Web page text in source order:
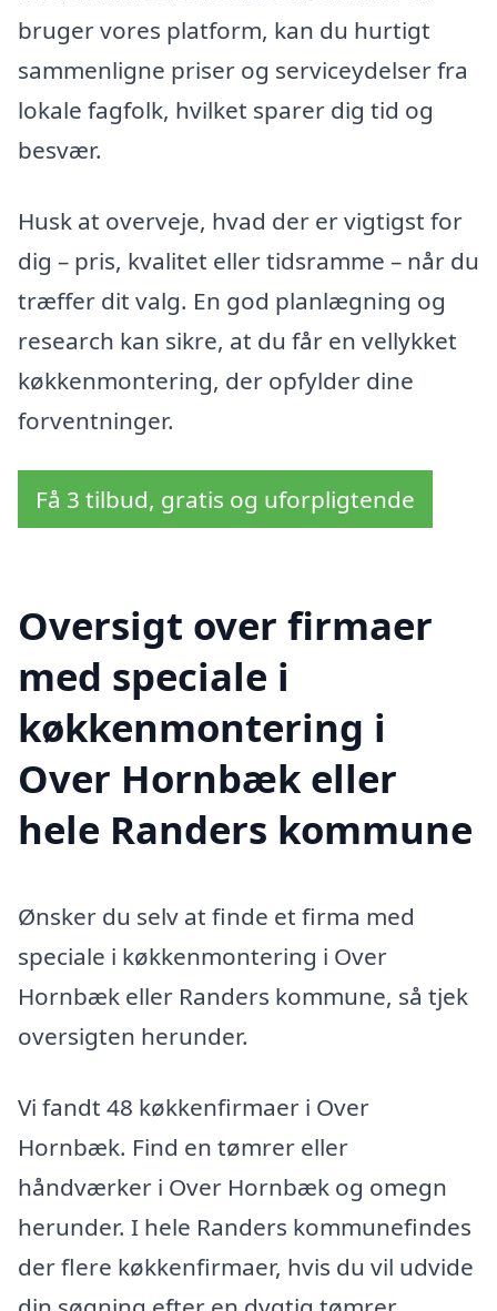
bruger vores platform, kan du hurtigt
sammenligne priser og serviceydelser fra
lokale fagfolk, hvilket sparer dig tid og
besvær.
Husk at overveje, hvad der er vigtigst for
dig – pris, kvalitet eller tidsramme – når du
træffer dit valg. En god planlægning og
research kan sikre, at du får en vellykket
køkkenmontering, der opfylder dine
forventninger.
Få 3 tilbud, gratis og uforpligtende
Oversigt over firmaer
med speciale i
køkkenmontering i
Over Hornbæk eller
hele Randers kommune
Ønsker du selv at finde et firma med
speciale i køkkenmontering i Over
Hornbæk eller Randers kommune, så tjek
oversigten herunder.
Vi fandt 48 køkkenfirmaer i Over
Hornbæk. Find en tømrer eller
håndværker i Over Hornbæk og omegn
herunder. I hele Randers kommunefindes
der flere køkkenfirmaer, hvis du vil udvide